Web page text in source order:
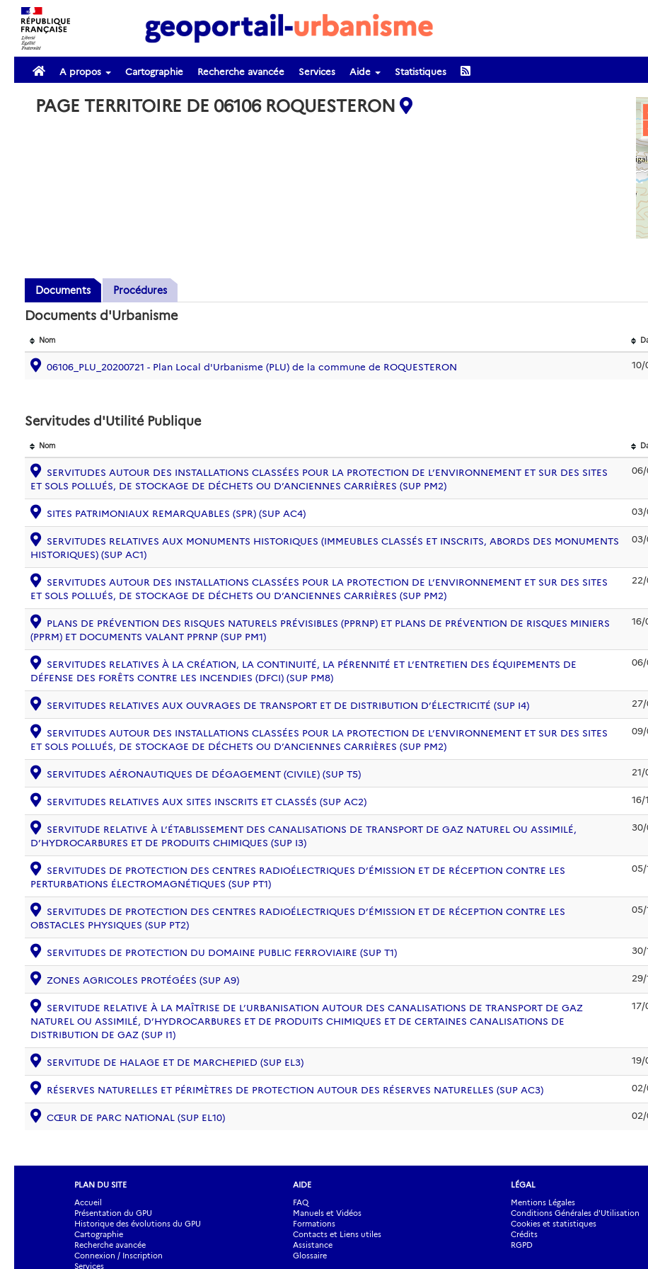
A propos Cartographie Recherche avancée Services Aide Statistiques
PAGE TERRITOIRE DE 06106 ROQUESTERON
Documents
Procédures
Documents d'Urbanisme
Nom
06106_PLU_20200721 - Plan Local d'Urbanisme (PLU) de la commune de ROQUESTERON 10/
Servitudes d'Utilité Publique
Nom
SERVITUDES AUTOUR DES INSTALLATIONS CLASSÉES POUR LA PROTECTION DE L’ENVIRONNEMENT ET SUR DES SITES
ET SOLS POLLUÉS, DE STOCKAGE DE DÉCHETS OU D’ANCIENNES CARRIÈRES (SUP PM2)
06/
SITES PATRIMONIAUX REMARQUABLES (SPR) (SUP AC4) 03/
SERVITUDES RELATIVES AUX MONUMENTS HISTORIQUES (IMMEUBLES CLASSÉS ET INSCRITS, ABORDS DES MONUMENTS
HISTORIQUES) (SUP AC1)
03/
SERVITUDES AUTOUR DES INSTALLATIONS CLASSÉES POUR LA PROTECTION DE L’ENVIRONNEMENT ET SUR DES SITES
ET SOLS POLLUÉS, DE STOCKAGE DE DÉCHETS OU D’ANCIENNES CARRIÈRES (SUP PM2)
PLANS DE PRÉVENTION DES RISQUES NATURELS PRÉVISIBLES (PPRNP) ET PLANS DE PRÉVENTION DE RISQUES MINIERS
(PPRM) ET DOCUMENTS VALANT PPRNP (SUP PM1)
16/
SERVITUDES RELATIVES À LA CRÉATION, LA CONTINUITÉ, LA PÉRENNITÉ ET L’ENTRETIEN DES ÉQUIPEMENTS DE
DÉFENSE DES FORÊTS CONTRE LES INCENDIES (DFCI) (SUP PM8)
06/
SERVITUDES RELATIVES AUX OUVRAGES DE TRANSPORT ET DE DISTRIBUTION D’ÉLECTRICITÉ (SUP I4)
SERVITUDES AUTOUR DES INSTALLATIONS CLASSÉES POUR LA PROTECTION DE L’ENVIRONNEMENT ET SUR DES SITES
ET SOLS POLLUÉS, DE STOCKAGE DE DÉCHETS OU D’ANCIENNES CARRIÈRES (SUP PM2)
09/
SERVITUDES AÉRONAUTIQUES DE DÉGAGEMENT (CIVILE) (SUP T5) 21/
SERVITUDES RELATIVES AUX SITES INSCRITS ET CLASSÉS (SUP AC2) 16/
SERVITUDE RELATIVE À L’ÉTABLISSEMENT DES CANALISATIONS DE TRANSPORT DE GAZ NATUREL OU ASSIMILÉ,
D’HYDROCARBURES ET DE PRODUITS CHIMIQUES (SUP I3)
30/
SERVITUDES DE PROTECTION DES CENTRES RADIOÉLECTRIQUES D’ÉMISSION ET DE RÉCEPTION CONTRE LES
PERTURBATIONS ÉLECTROMAGNÉTIQUES (SUP PT1)
05/
SERVITUDES DE PROTECTION DES CENTRES RADIOÉLECTRIQUES D’ÉMISSION ET DE RÉCEPTION CONTRE LES
OBSTACLES PHYSIQUES (SUP PT2)
05/
SERVITUDES DE PROTECTION DU DOMAINE PUBLIC FERROVIAIRE (SUP T1) 30/
ZONES AGRICOLES PROTÉGÉES (SUP A9) 29/
SERVITUDE RELATIVE À LA MAÎTRISE DE L’URBANISATION AUTOUR DES CANALISATIONS DE TRANSPORT DE GAZ
NATUREL OU ASSIMILÉ, D’HYDROCARBURES ET DE PRODUITS CHIMIQUES ET DE CERTAINES CANALISATIONS DE
DISTRIBUTION DE GAZ (SUP I1)
17/
SERVITUDE DE HALAGE ET DE MARCHEPIED (SUP EL3) 19/
RÉSERVES NATURELLES ET PÉRIMÈTRES DE PROTECTION AUTOUR DES RÉSERVES NATURELLES (SUP AC3) 02/
CŒUR DE PARC NATIONAL (SUP EL10) 02/
PLAN DU SITE
Accueil
Présentation du GPU
Historique des évolutions du GPU
Cartographie
Recherche avancée
Connexion / Inscription
Services
AIDE
FAQ
Manuels et Vidéos
Formations
Contacts et Liens utiles
Assistance
Glossaire
LÉGAL
Mentions Légales
Conditions Générales d'Utilisation
Cookies et statistiques
Crédits
RGPD